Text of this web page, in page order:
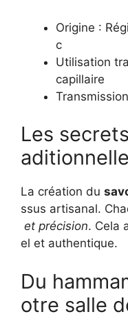
Origine :
c
Utilisation
capillaire
Les
aditionnelle
La création du
ssus artisanal.
et précision. Cela
el et authentique.
Du
otre salle